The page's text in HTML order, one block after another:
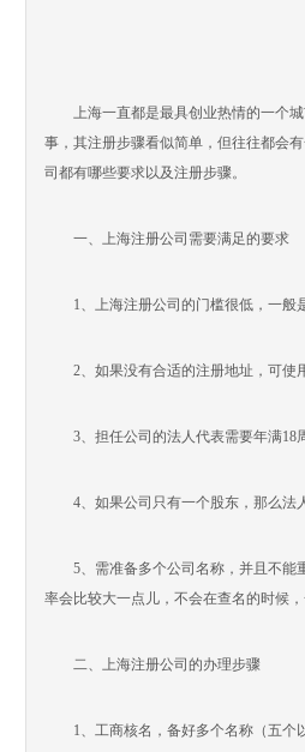
上海一直都是最具创业热情的一个城
事，其注册步骤看似简单，但往往都会
司都有哪些要求以及注册步骤。
一、上海注册公司需要满足的要求
1、上海注册公司的门槛很低，一般是
2、如果没有合适的注册地址，可使
3、担任公司的法人代表需要年满18
4、如果公司只有一个股东，那么法
5、需准备多个公司名称，并且不能
率会比较大一点儿，不会在查名的时候
二、上海注册公司的办理步骤
1、工商核名，备好多个名称（五个